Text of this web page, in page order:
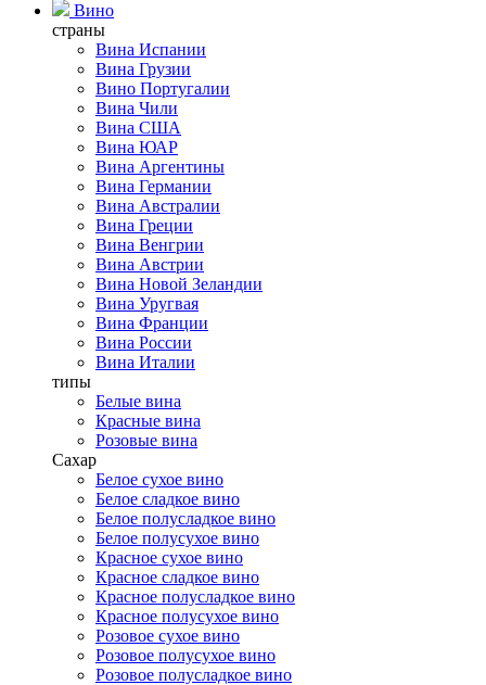
Вино
страны
Вина Испании
Вина Грузии
Вино Португалии
Вина Чили
Вина США
Вина ЮАР
Вина Аргентины
Вина Германии
Вина Австралии
Вина Греции
Вина Венгрии
Вина Австрии
Вина Новой Зеландии
Вина Уругвая
Вина Франции
Вина России
Вина Италии
типы
Белые вина
Красные вина
Розовые вина
Сахар
Белое сухое вино
Белое сладкое вино
Белое полусладкое вино
Белое полусухое вино
Красное сухое вино
Красное сладкое вино
Красное полусладкое вино
Красное полусухое вино
Розовое сухое вино
Розовое полусухое вино
Розовое полусладкое вино